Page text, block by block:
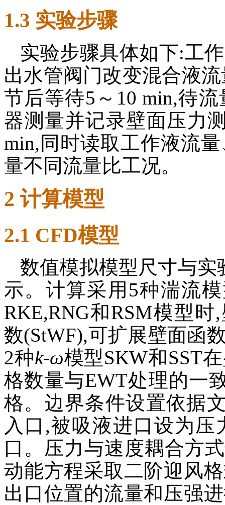
1.3 实验步骤
实验步骤具体如下:工
出水管阀门改变混合液
节后等待5～10 min,待
器测量并记录壁面压力
min,同时读取工作液流
量不同流量比工况。
2 计算模型
2.1 CFD模型
数值模拟模型尺寸与
示。计算采用5种湍流
RKE,RNG和RSM模型
数(StWF),可扩展壁面函
2种k-ω模型SKW和SST
格数量与EWT处理的一
格。边界条件设置依据
入口,被吸液进口设为
口。压力与速度耦合方
动能方程采取二阶迎风
出口位置的流量和压强